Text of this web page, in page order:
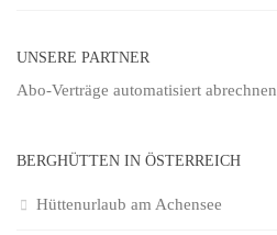
UNSERE PARTNER
Abo-Verträge automatisiert abrechnen
BERGHÜTTEN IN ÖSTERREICH
Hüttenurlaub am Achensee